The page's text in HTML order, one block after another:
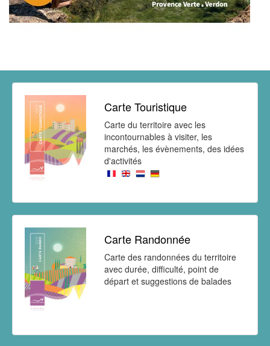
Carte Touristique
Carte du territoire avec les
incontournables à visiter, les
marchés, les évènements, des idées
d'activités
Carte Randonnée
Carte des randonnées du territoire
avec durée, difficulté, point de
départ et suggestions de balades